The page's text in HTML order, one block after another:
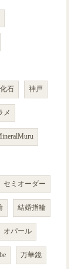
化石 神戸
メ
セミオーダー
結婚指輪
オパール
万華鏡